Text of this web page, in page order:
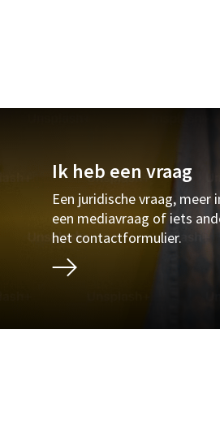
Ik heb een vraag
Een juridische vraag,
een mediavraag of iets
het contactformulier.